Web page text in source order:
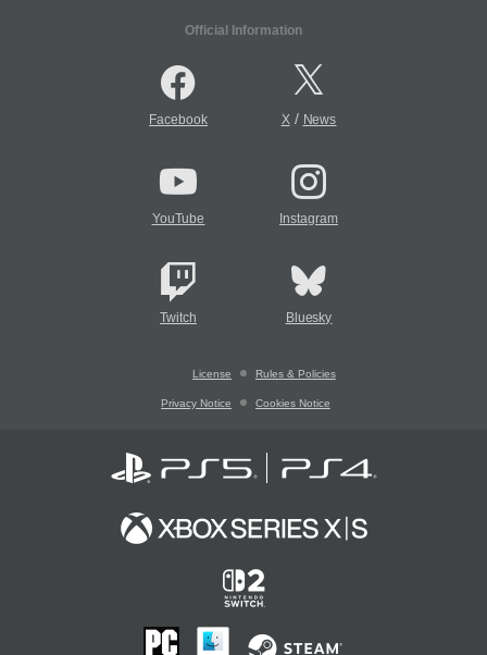
Official Information
Facebook X/ News
YouTube Instagram
Twitch Bluesky
License Rules & Policies
Privacy Notice Cookies Notice